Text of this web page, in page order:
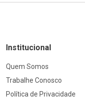
Institucional
Quem Somos
Trabalhe Conosco
Política de Privacidade